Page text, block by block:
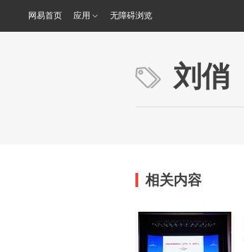
网易首页 应用 无障碍浏览
刘俏
相关内容